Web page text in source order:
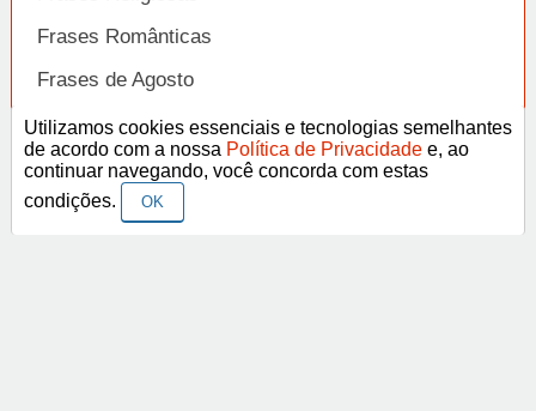
Frases Românticas
Frases de Agosto
Frases de Agradecimento
Frases de Amizade
Frases de Amor
Utilizamos cookies essenciais e tecnologias semelhantes
de acordo com a nossa Política de Privacidade e, ao
continuar navegando, você concorda com estas
condições.
OK